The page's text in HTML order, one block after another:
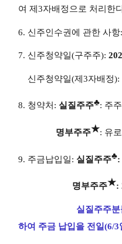
여 제3자배정으로 처리한
6. 신주인수권에 관한 사
7. 신주청약일(구주주):
신주청약일(제3자배정):
8. 청약처: 실질주주♣: 주
명부주주★: 유
9. 주금납입일: 실질주주♣:
명부주주★:
실질주주
하여 주금 납입을 전일(6/